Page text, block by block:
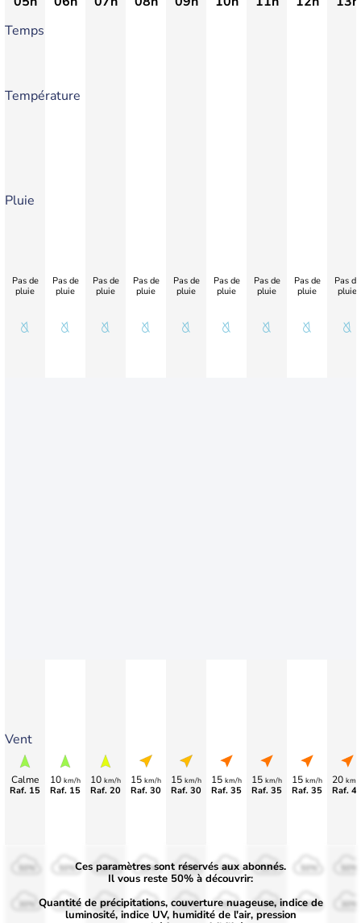
Temps
Température
Pluie
Vent
Pas de
pluie
Calme
Raf. 15
Pas de
pluie
10 km/h
Raf. 15
Pas de
pluie
10 km/h
Raf. 20
Pas de
pluie
15 km/h
Raf. 30
Pas de
pluie
15 km/h
Raf. 30
Pas de
pluie
15 km/h
Raf. 35
Pas de
pluie
15 km/h
Raf. 35
Pas de
pluie
15 km/h
Raf. 35
Pas de
pluie
20 km/
Raf.
50%
30%
50%
30%
50%
30%
50%
30%
50%
30%
50%
30%
50%
30%
Ces paramètres sont réservés aux abonnés.
Il vous reste 50% à découvrir:
Quantité de précipitations, couverture nuageuse, indice de
luminosité, indice UV, humidité de l'air, pression